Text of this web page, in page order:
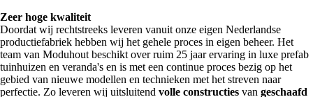
Zeer hoge kwaliteit
Doordat wij rechtstreeks leveren vanuit onze eigen Nederlandse
productiefabriek hebben wij het gehele proces in eigen beheer. Het
team van Moduhout beschikt over ruim 25 jaar ervaring in luxe prefab
tuinhuizen en veranda's en is met een continue proces bezig op het
gebied van nieuwe modellen en technieken met het streven naar
perfectie. Zo leveren wij uitsluitend volle constructies van geschaafd